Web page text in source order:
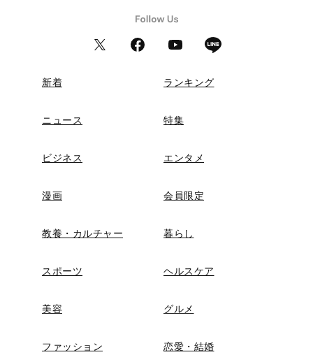
新着 ランキング
ニュース 特集
ビジネス エンタメ
漫画 会員限定
教養・カルチャー 暮らし
スポーツ ヘルスケア
美容 グルメ
ファッション 恋愛・結婚